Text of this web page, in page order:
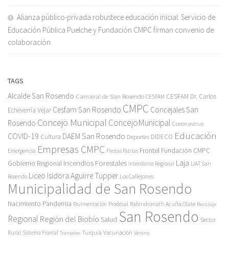
Alianza público-privada robustece educación inicial: Servicio de
Educación Pública Puelche y Fundación CMPC firman convenio de
colaboración
TAGS
Alcalde San Rosendo Carnaval de San Rosendo CESFAM CESFAM Dr. Carlos
Echeverría Vejar Cesfam San Rosendo CMPC Concejales San
Rosendo Concejo Municipal ConcejoMunicipal Coronavirus
COVID-19 Cultura DAEM San Rosendo Deportes DIDECO Educación
Emergencia Empresas CMPC Fiestas Patrias Frontel Fundación CMPC
Gobierno Regional Incendios Forestales Intendente Regional Laja LIAT San
Rosendo Liceo Isidora Aguirre Tupper Los Callejones
Municipalidad de San Rosendo
Nacimiento Pandemia Pavimentación Prodesal Rabindranath Acuña Olate Reciclaje
Regional Región del Biobío Salud San Rosendo Sector
Rural Sistema Frontal Transelec Turquía Vacunación Verano